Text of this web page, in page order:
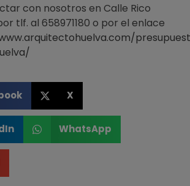
con nosotros en Calle Rico
tlf. al 658971180 o por el enlace
X
WhatsApp